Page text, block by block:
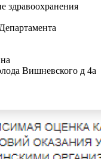
здравоохранения
Вишневского д 4а